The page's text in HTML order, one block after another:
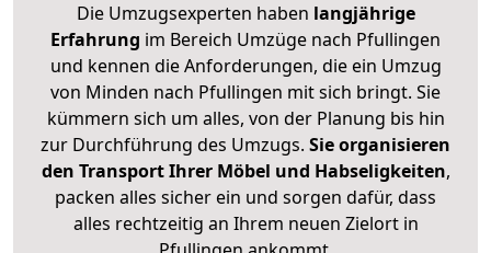
Die Umzugsexperten haben langjährige
Erfahrung im Bereich Umzüge nach Pfullingen
und kennen die Anforderungen, die ein Umzug
von Minden nach Pfullingen mit sich bringt. Sie
kümmern sich um alles, von der Planung bis hin
zur Durchführung des Umzugs. Sie organisieren
den Transport Ihrer Möbel und Habseligkeiten,
packen alles sicher ein und sorgen dafür, dass
alles rechtzeitig an Ihrem neuen Zielort in